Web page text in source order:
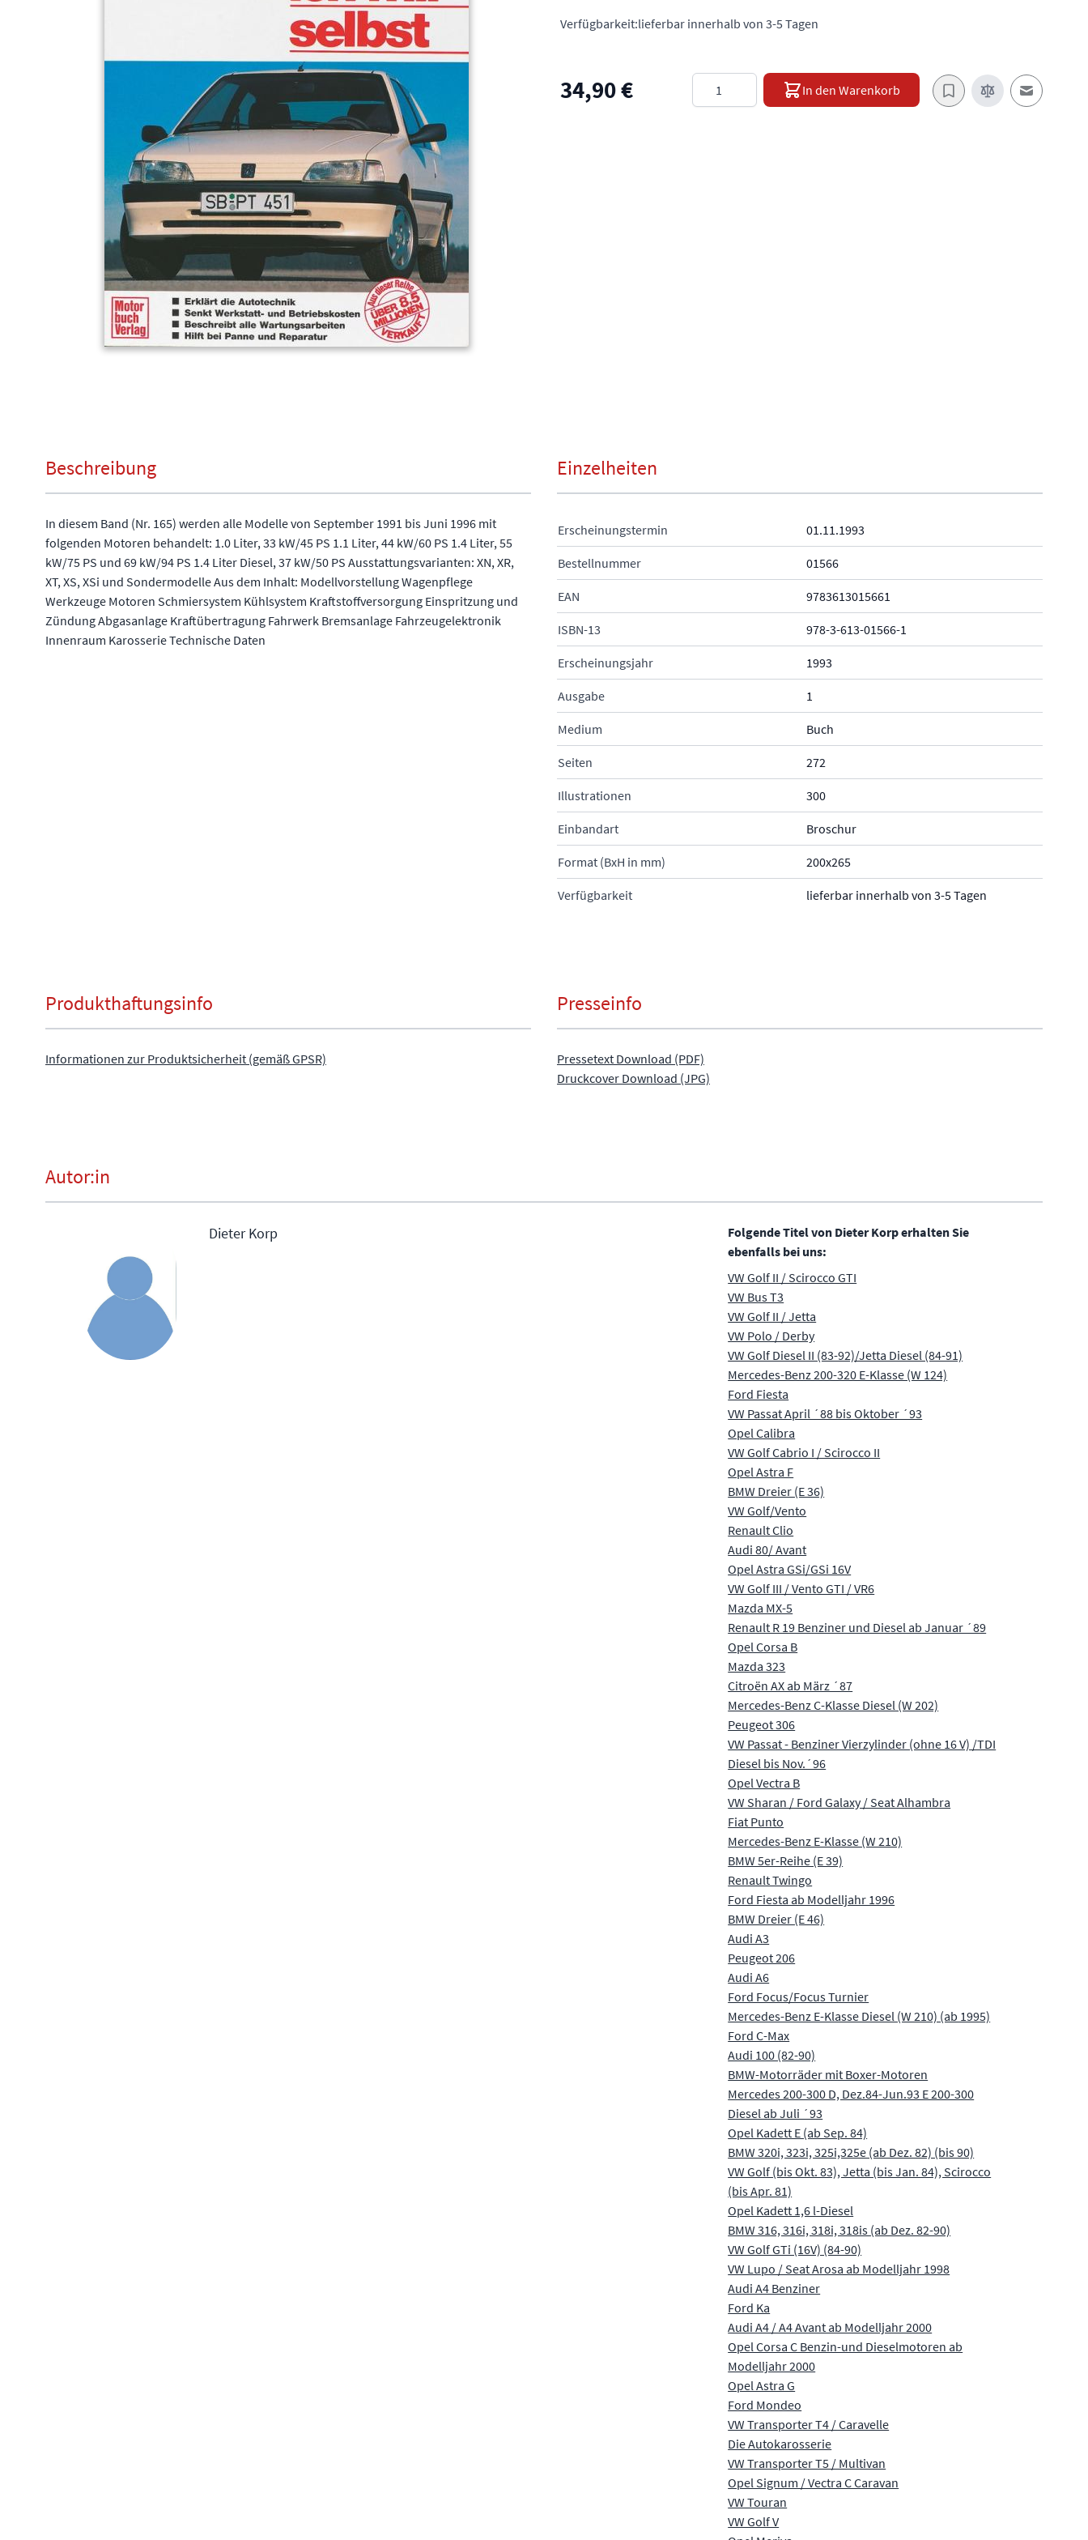
Verfügbarkeit:lieferbar innerhalb von 3-5 Tagen
34,90 € In den Warenkorb
E-Mail an
Beschreibung
In diesem Band (Nr. 165) werden alle Modelle von September 1991 bis Juni 1996 mit
folgenden Motoren behandelt: 1.0 Liter, 33 kW/45 PS 1.1 Liter, 44 kW/60 PS 1.4 Liter, 55
kW/75 PS und 69 kW/94 PS 1.4 Liter Diesel, 37 kW/50 PS Ausstattungsvarianten: XN, XR,
XT, XS, XSi und Sondermodelle Aus dem Inhalt: Modellvorstellung Wagenpflege
Werkzeuge Motoren Schmiersystem Kühlsystem Kraftstoffversorgung Einspritzung und
Zündung Abgasanlage Kraftübertragung Fahrwerk Bremsanlage Fahrzeugelektronik
Innenraum Karosserie Technische Daten
Einzelheiten
Erscheinungstermin 01.11.1993
Bestellnummer 01566
EAN 9783613015661
ISBN-13 978-3-613-01566-1
Erscheinungsjahr 1993
Ausgabe 1
Medium Buch
Seiten 272
Illustrationen 300
Einbandart Broschur
Format (BxH in mm) 200x265
Verfügbarkeit lieferbar innerhalb von 3-5 Tagen
Produkthaftungsinfo
Informationen zur Produktsicherheit (gemäß GPSR)
Presseinfo
Pressetext Download (PDF)
Druckcover Download (JPG)
Autor:in
Dieter Korp
Folgende Titel von Dieter Korp erhalten Sie
ebenfalls bei uns:
VW Golf II / Scirocco GTI
VW Bus T3
VW Golf II / Jetta
VW Polo / Derby
VW Golf Diesel II (83-92)/Jetta Diesel (84-91)
Mercedes-Benz 200-320 E-Klasse (W 124)
Ford Fiesta
VW Passat April ´88 bis Oktober ´93
Opel Calibra
VW Golf Cabrio I / Scirocco II
Opel Astra F
BMW Dreier (E 36)
VW Golf/Vento
Renault Clio
Audi 80/ Avant
Opel Astra GSi/GSi 16V
VW Golf III / Vento GTI / VR6
Mazda MX-5
Renault R 19 Benziner und Diesel ab Januar ´89
Opel Corsa B
Mazda 323
Citroën AX ab März ´87
Mercedes-Benz C-Klasse Diesel (W 202)
Peugeot 306
VW Passat - Benziner Vierzylinder (ohne 16 V) /TDI
Diesel bis Nov.´96
Opel Vectra B
VW Sharan / Ford Galaxy / Seat Alhambra
Fiat Punto
Mercedes-Benz E-Klasse (W 210)
BMW 5er-Reihe (E 39)
Renault Twingo
Ford Fiesta ab Modelljahr 1996
BMW Dreier (E 46)
Audi A3
Peugeot 206
Audi A6
Ford Focus/Focus Turnier
Mercedes-Benz E-Klasse Diesel (W 210) (ab 1995)
Ford C-Max
Audi 100 (82-90)
BMW-Motorräder mit Boxer-Motoren
Mercedes 200-300 D, Dez.84-Jun.93 E 200-300
Diesel ab Juli ´93
Opel Kadett E (ab Sep. 84)
BMW 320i, 323i, 325i,325e (ab Dez. 82) (bis 90)
VW Golf (bis Okt. 83), Jetta (bis Jan. 84), Scirocco
(bis Apr. 81)
Opel Kadett 1,6 l-Diesel
BMW 316, 316i, 318i, 318is (ab Dez. 82-90)
VW Golf GTi (16V) (84-90)
VW Lupo / Seat Arosa ab Modelljahr 1998
Audi A4 Benziner
Ford Ka
Audi A4 / A4 Avant ab Modelljahr 2000
Opel Corsa C Benzin-und Dieselmotoren ab
Modelljahr 2000
Opel Astra G
Ford Mondeo
VW Transporter T4 / Caravelle
Die Autokarosserie
VW Transporter T5 / Multivan
Opel Signum / Vectra C Caravan
VW Touran
VW Golf V